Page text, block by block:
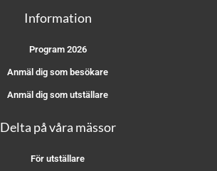
Information
Program 2026
Anmäl dig som besökare
Anmäl dig som utställare
Delta på våra mässor
För utställare